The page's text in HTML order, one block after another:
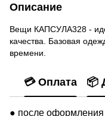
Описание
Вещи КАПСУЛА328 -
качества. Базовая
времени.
💳 Оплата 📦
● после